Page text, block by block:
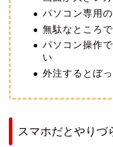
パソコン専用
無駄なところ
パソコン操作
い
外注するとぼ
スマホだとやりづ